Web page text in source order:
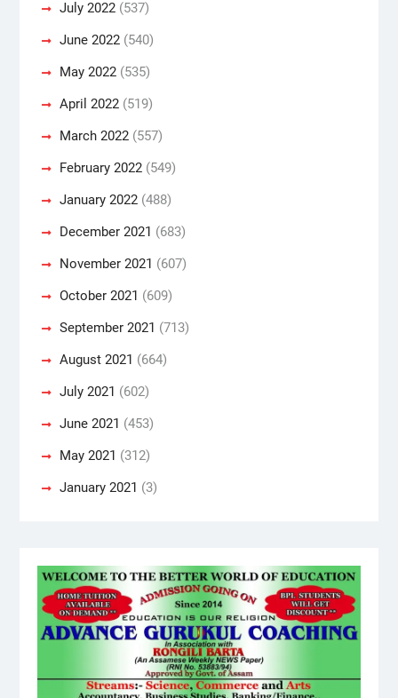
July 2022(537)
June 2022(540)
May 2022(535)
April 2022(519)
March 2022(557)
February 2022(549)
January 2022(488)
December 2021 (683)
November 2021 (607)
October 2021 (609)
September 2021 (713)
August 2021 (664)
July 2021 (602)
June 2021 (453)
May 2021 (312)
January 2021 (3)